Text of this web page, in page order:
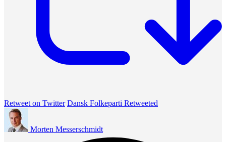
Retweet on Twitter Dansk Folkeparti Retweeted
Morten Messerschmidt